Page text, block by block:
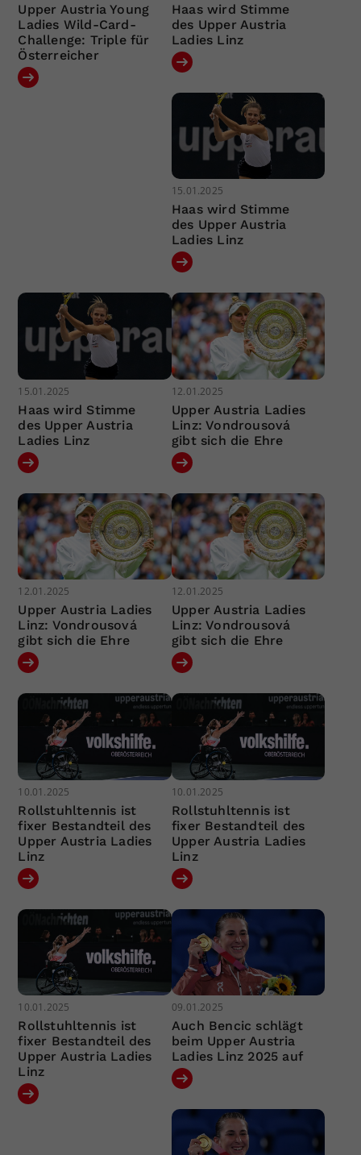
Upper Austria Young
Ladies Wild-Card-
Challenge: Triple für
Österreicher
Haas wird Stimme
des Upper Austria
Ladies Linz
15.01.2025
Haas wird Stimme
des Upper Austria
Ladies Linz
15.01.2025
Haas wird Stimme
des Upper Austria
Ladies Linz
12.01.2025
Upper Austria Ladies
Linz: Vondrousová
gibt sich die Ehre
12.01.2025
Upper Austria Ladies
Linz: Vondrousová
gibt sich die Ehre
12.01.2025
Upper Austria Ladies
Linz: Vondrousová
gibt sich die Ehre
10.01.2025
Rollstuhltennis ist
fixer Bestandteil des
Upper Austria Ladies
Linz
10.01.2025
Rollstuhltennis ist
fixer Bestandteil des
Upper Austria Ladies
Linz
10.01.2025
Rollstuhltennis ist
fixer Bestandteil des
Upper Austria Ladies
Linz
09.01.2025
Auch Bencic schlägt
beim Upper Austria
Ladies Linz 2025 auf